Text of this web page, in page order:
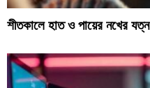
শীতকালে হাত ও পায়ের নখের যত্ন